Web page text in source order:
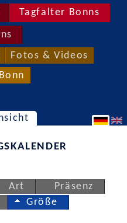
Tagfalter Bonns
Fotos & Videos
Art
Präsenz
Größe